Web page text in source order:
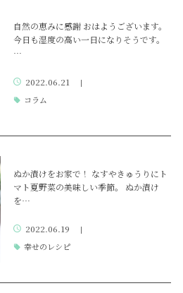
自然の恵みに感謝 おはようございます。
今日も湿度の高い一日になりそうです。
…
2022.06.21
コラム
ぬか漬けをお家で！ なすやきゅうりにト
マト夏野菜の美味しい季節。 ぬか漬け
を…
2022.06.19
幸せのレシピ